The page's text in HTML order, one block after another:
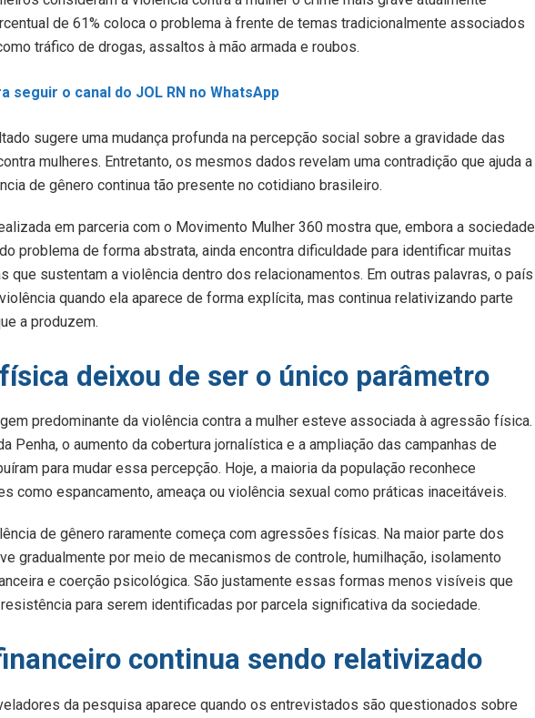
de 61% coloca o problema à frente de temas tradicionalmente associados
tráfico de drogas, assaltos à mão armada e roubos.
seguir o canal do JOL RN no WhatsApp
sugere uma mudança profunda na percepção social sobre a gravidade das
mulheres. Entretanto, os mesmos dados revelam uma contradição que ajuda a
de gênero continua tão presente no cotidiano brasileiro.
em parceria com o Movimento Mulher 360 mostra que, embora a sociedade
problema de forma abstrata, ainda encontra dificuldade para identificar muitas
que sustentam a violência dentro dos relacionamentos. Em outras palavras, o país
quando ela aparece de forma explícita, mas continua relativizando parte
a produzem.
deixou de ser o único parâmetro
predominante da violência contra a mulher esteve associada à agressão física.
Penha, o aumento da cobertura jornalística e a ampliação das campanhas de
para mudar essa percepção. Hoje, a maioria da população reconhece
como espancamento, ameaça ou violência sexual como práticas inaceitáveis.
de gênero raramente começa com agressões físicas. Na maior parte dos
gradualmente por meio de mecanismos de controle, humilhação, isolamento
e coerção psicológica. São justamente essas formas menos visíveis que
para serem identificadas por parcela significativa da sociedade.
continua sendo relativizado
da pesquisa aparece quando os entrevistados são questionados sobre